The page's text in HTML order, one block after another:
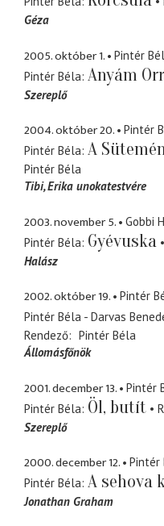
Géza
2005. október 1.
Pintér
Pintér Béla Anyám
Szereplő
2004. október 20.
Pintér
Pintér Béla A
Pintér Béla
Tibi Erika unokatestvére
2003. november 5.
Gobbi
Pintér Béla Gyévuska
Halász
2002. október 19.
Pintér
Pintér Béla - Darvas
Rendező
Pintér Béla
Állomásfőnök
2001. december 13.
Pintér
Pintér Béla Öl, butít
Szereplő
2000. december 12.
Pintér
Pintér Béla A sehova
Jonathan Graham